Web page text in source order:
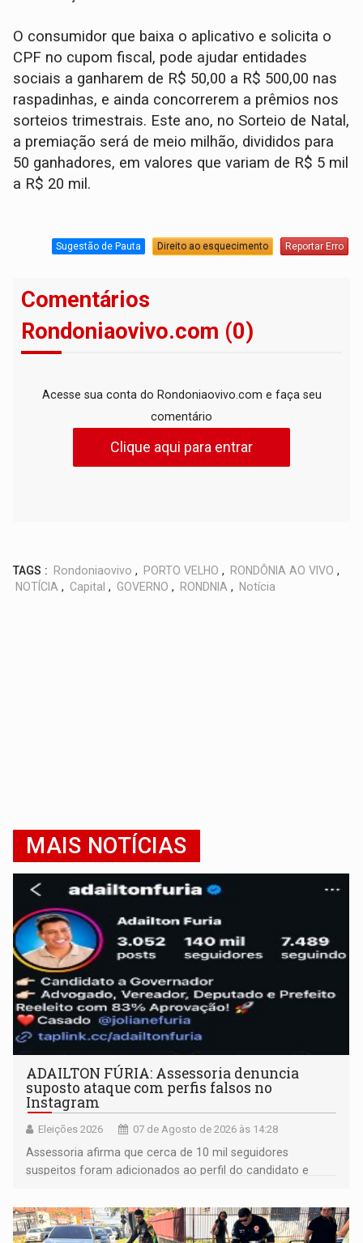
O consumidor que baixa o aplicativo e solicita o
CPF no cupom fiscal, pode ajudar entidades
sociais a ganharem de R$ 50,00 a R$ 500,00 nas
raspadinhas, e ainda concorrerem a prêmios nos
sorteios trimestrais. Este ano, no Sorteio de Natal,
a premiação será de meio milhão, divididos para
50 ganhadores, em valores que variam de R$ 5 mil
a R$ 20 mil.
Sugestão de Pauta Direito ao esquecimento Reportar Erro
Comentários
Rondoniaovivo.com (0)
Acesse sua conta do Rondoniaovivo.com e faça seu
comentário
Clique aqui para entrar
TAGS : Rondoniaovivo , PORTO VELHO , RONDÔNIA AO VIVO ,
NOTÍCIA , Capital , GOVERNO , RONDNIA , Notícia
MAIS NOTÍCIAS
ADAILTON FÚRIA: Assessoria denuncia
suposto ataque com perfis falsos no
Instagram
Eleições 2026 07 de Agosto de 2026 às 14:28
Assessoria afirma que cerca de 10 mil seguidores
suspeitos foram adicionados ao perfil do candidato e
remover as contas